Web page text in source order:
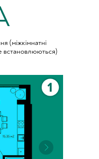
(міжкімнатні
встановлюються)